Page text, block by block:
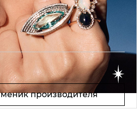
производителя